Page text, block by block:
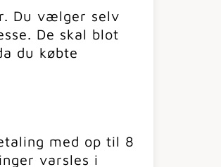
Du vælger selv
De skal blot
du købte
med op til 8
varsles i